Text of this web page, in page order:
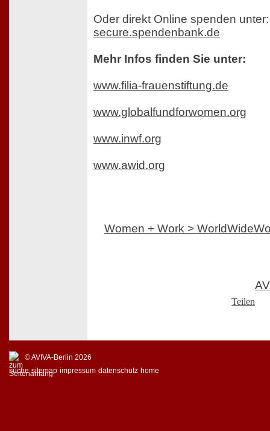
Oder direkt Online spenden unter:
secure.spendenbank.de
Mehr Infos finden Sie unter:
www.filia-frauenstiftung.de
www.globalfundforwomen.org
www.inwf.org
www.awid.org
Women + Work >
Teilen
© AVIVA-Berlin 2026
suche sitemap impressum datenschutz home